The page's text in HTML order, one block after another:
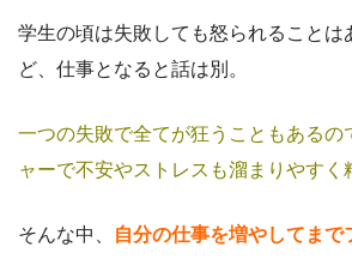
学生の頃は失敗しても怒られることは
ど、仕事となると話は別。
一つの失敗で全てが狂うこともあるの
ャーで不安やストレスも溜まりやすく
そんな中、
自分の仕事を増やしてまで